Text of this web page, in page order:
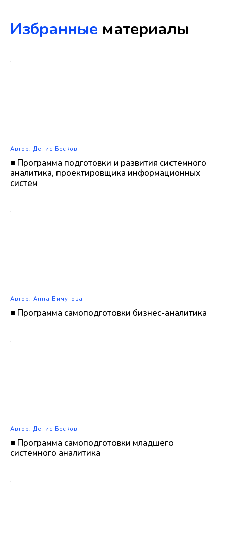
Избранные материалы
Автор: Денис Бесков
■ Программа подготовки и развития системного
аналитика, проектировщика информационных
систем
Автор: Анна Вичугова
■ Программа самоподготовки бизнес-аналитика
Автор: Денис Бесков
■ Программа самоподготовки младшего
системного аналитика